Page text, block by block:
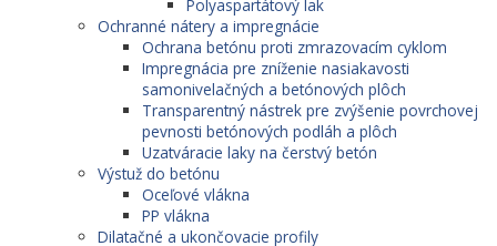
Polyaspartátový lak
Ochranné nátery a impregnácie
Ochrana betónu proti zmrazovacím cyklom
Impregnácia pre zníženie nasiakavosti
samonivelačných a betónových plôch
Transparentný nástrek pre zvýšenie povrchovej
pevnosti betónových podláh a plôch
Uzatváracie laky na čerstvý betón
Výstuž do betónu
Oceľové vlákna
PP vlákna
Dilatačné a ukončovacie profily